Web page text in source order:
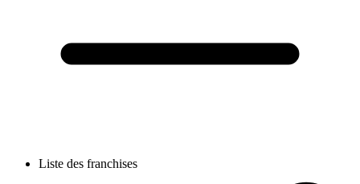
Liste des franchises